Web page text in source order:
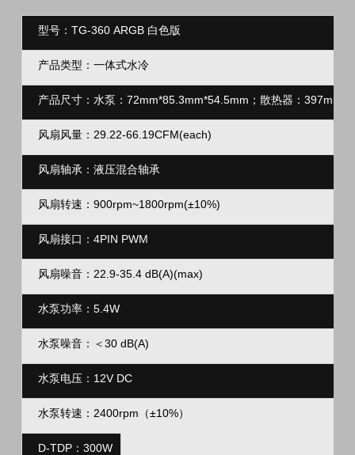
型号：TG-360 ARGB 白色版
产品类型：一体式水冷
产品尺寸：水泵：72mm*85.3mm*54.5mm； 散热器：
风扇风量：29.22-66.19CFM(each)
风扇轴承：液压混合轴承
风扇转速：900rpm~1800rpm(±10%)
风扇接口：4PIN PWM
风扇噪音： 22.9-35.4dB(A)(max)
水泵功率：5.4W
水泵噪音：＜30 dB(A)
水泵电压：12V DC
水泵转速：2400rpm（±10%）
D-TDP：300W